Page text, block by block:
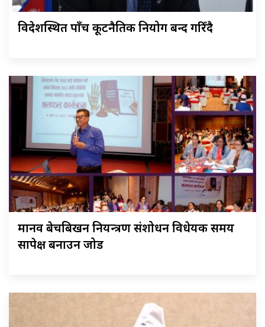
विदेशस्थित पाँच कूटनैतिक नियोग बन्द गरिँदै
मानव बेचबिखन नियन्त्रण संशोधन विधेयक समय
सापेक्ष बनाउन जोड